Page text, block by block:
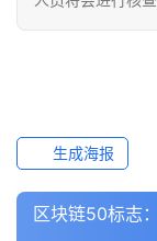
生成海报
区块链50标志